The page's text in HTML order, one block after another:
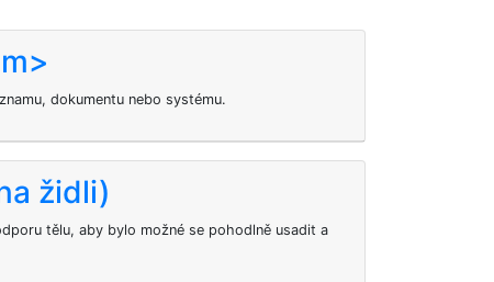
dokumentu nebo systému.
židli)
tělu, aby bylo možné se pohodlně usadit a